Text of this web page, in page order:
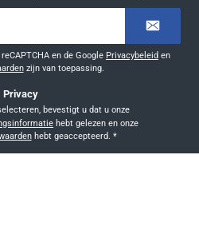
en de Google Privacybeleid en
zijn van toepassing.
Privacy
Door doorgaan te selecteren, bevestigt u dat u onze
hebt geaccepteerd. *